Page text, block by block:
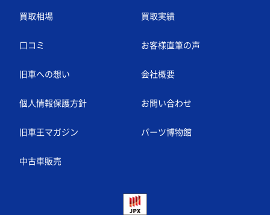
買取相場 買取実績
口コミ お客様直筆の声
旧車への想い 会社概要
個人情報保護方針 お問い合わせ
旧車王マガジン パーツ博物館
中古車販売